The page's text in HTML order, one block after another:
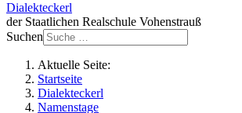
Dialekteckerl
der Staatlichen Realschule Vohenstrauß
Suchen
Aktuelle Seite:
Startseite
Dialekteckerl
Namenstage